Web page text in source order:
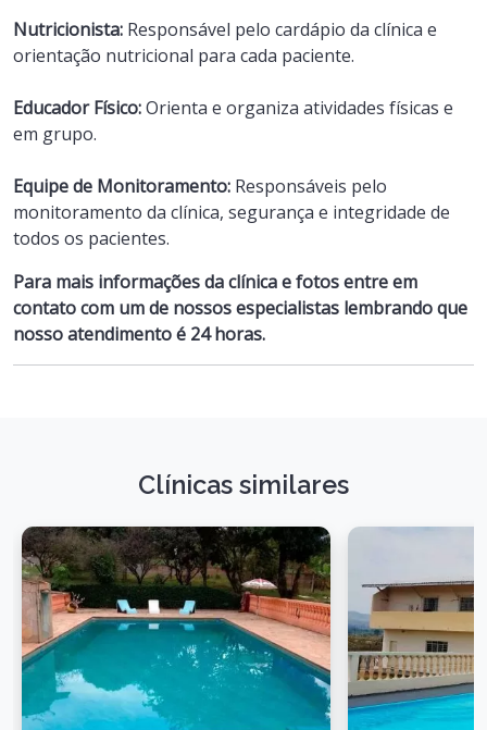
Nutricionista: Responsável pelo cardápio da clínica e
orientação nutricional para cada paciente.
Educador Físico:Orienta e organiza atividades físicas e
em grupo.
Equipe de Monitoramento: Responsáveis pelo
monitoramento da clínica, segurança e integridade de
todos os pacientes.
Para mais informações da clínica e fotos entre em
contato com um de nossos especialistas lembrando que
nosso atendimento é 24 horas.
Clínicas similares